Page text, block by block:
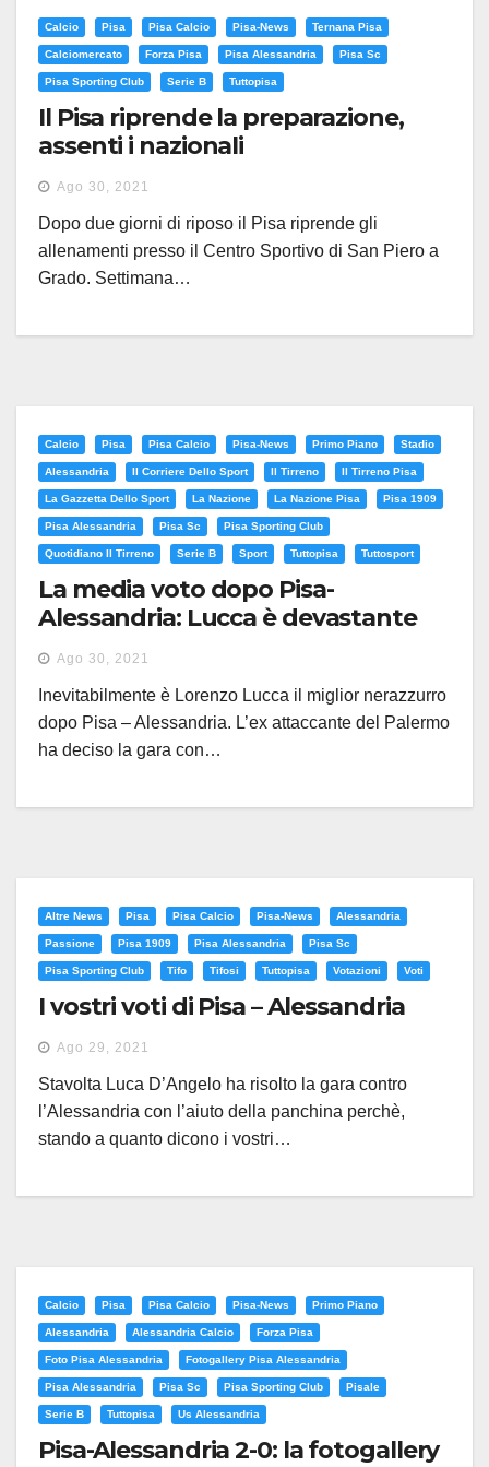
Calcio Pisa Pisa Calcio Pisa-News Ternana Pisa
Calciomercato Forza Pisa Pisa Alessandria Pisa Sc
Pisa Sporting Club Serie B Tuttopisa
Il Pisa riprende la preparazione,
assenti i nazionali
Ago 30, 2021
Dopo due giorni di riposo il Pisa riprende gli
allenamenti presso il Centro Sportivo di San Piero a
Grado. Settimana…
Calcio Pisa Pisa Calcio Pisa-News Primo Piano Stadio
Alessandria Il Corriere Dello Sport Il Tirreno Il Tirreno Pisa
La Gazzetta Dello Sport La Nazione La Nazione Pisa Pisa 1909
Pisa Alessandria Pisa Sc Pisa Sporting Club
Quotidiano Il Tirreno Serie B Sport Tuttopisa Tuttosport
La media voto dopo Pisa-
Alessandria: Lucca è devastante
Ago 30, 2021
Inevitabilmente è Lorenzo Lucca il miglior nerazzurro
dopo Pisa – Alessandria. L’ex attaccante del Palermo
ha deciso la gara con…
Altre News Pisa Pisa Calcio Pisa-News Alessandria
Passione Pisa 1909 Pisa Alessandria Pisa Sc
Pisa Sporting Club Tifo Tifosi Tuttopisa Votazioni Voti
I vostri voti di Pisa – Alessandria
Ago 29, 2021
Stavolta Luca D’Angelo ha risolto la gara contro
l’Alessandria con l’aiuto della panchina perchè,
stando a quanto dicono i vostri…
Calcio Pisa Pisa Calcio Pisa-News Primo Piano
Alessandria Alessandria Calcio Forza Pisa
Foto Pisa Alessandria Fotogallery Pisa Alessandria
Pisa Alessandria Pisa Sc Pisa Sporting Club Pisale
Serie B Tuttopisa Us Alessandria
Pisa-Alessandria 2-0: la fotogallery